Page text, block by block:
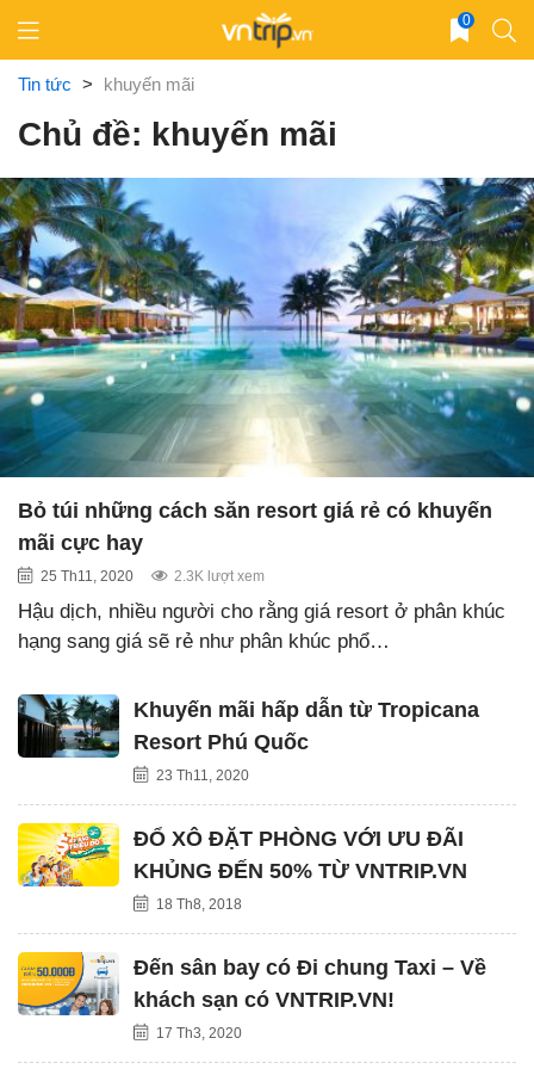
content
0
Tin tức > khuyến mãi
Chủ đề: khuyến mãi
Bỏ túi những cách săn resort giá rẻ có khuyến
mãi cực hay
25 Th11, 2020 2.3K lượt xem
Hậu dịch, nhiều người cho rằng giá resort ở phân khúc
hạng sang giá sẽ rẻ như phân khúc phổ…
Khuyến mãi hấp dẫn từ Tropicana
Resort Phú Quốc
23 Th11, 2020
ĐỔ XÔ ĐẶT PHÒNG VỚI ƯU ĐÃI
KHỦNG ĐẾN 50% TỪ VNTRIP.VN
18 Th8, 2018
Đến sân bay có Đi chung Taxi – Về
khách sạn có VNTRIP.VN!
17 Th3, 2020